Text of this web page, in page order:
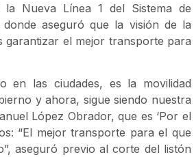
la Nueva Línea 1 del Sistema de
aseguró que la visión de la
garantizar el mejor transporte para
en las ciudades, es la movilidad
y ahora, sigue siendo nuestra
López Obrador, que es ‘Por el
“El mejor transporte para el que
aseguró previo al corte del listón